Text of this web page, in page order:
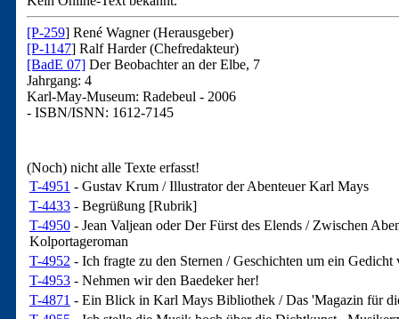
[P-259] René Wagner (Herausgeber)
[P-1147] Ralf Harder (Chefredakteur)
[BadE 07] Der Beobachter an der Elbe, 7
Jahrgang: 4
Karl-May-Museum: Radebeul - 2006
- ISBN/ISNN: 1612-7145
(Noch) nicht alle Texte erfasst!
T-4951 - Gustav Krum / Illustrator der Abenteuer Karl Mays
T-4433 - Begrüßung [Rubrik]
T-4950 - Jean Valjean oder Der Fürst des Elends / Zwischen
Kolportageroman
T-4952 - Ich fragte zu den Sternen / Geschichten um ein
T-4953 - Nehmen wir den Baedeker her!
T-4871 - Ein Blick in Karl Mays Bibliothek / Das 'Magazin für